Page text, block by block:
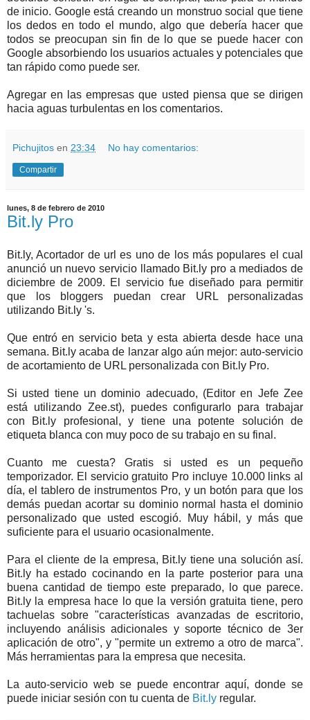
de inicio. Google está creando un monstruo social que tiene
los dedos en todo el mundo, algo que debería hacer que
todos se preocupan sin fin de lo que se puede hacer con
Google absorbiendo los usuarios actuales y potenciales que
tan rápido como puede ser.
Agregar en las empresas que usted piensa que se dirigen
hacia aguas turbulentas en los comentarios.
Pichujitos en 23:34 No hay comentarios:
Compartir
lunes, 8 de febrero de 2010
Bit.ly Pro
Bit.ly, Acortador de url es uno de los más populares el cual
anunció un nuevo servicio llamado Bit.ly pro a mediados de
diciembre de 2009. El servicio fue diseñado para permitir
que los bloggers puedan crear URL personalizadas
utilizando Bit.ly 's.
Que entró en servicio beta y esta abierta desde hace una
semana. Bit.ly acaba de lanzar algo aún mejor: auto-servicio
de acortamiento de URL personalizada con Bit.ly Pro.
Si usted tiene un dominio adecuado, (Editor en Jefe Zee
está utilizando Zee.st), puedes configurarlo para trabajar
con Bit.ly profesional, y tiene una potente solución de
etiqueta blanca con muy poco de su trabajo en su final.
Cuanto me cuesta? Gratis si usted es un pequeño
temporizador. El servicio gratuito Pro incluye 10.000 links al
día, el tablero de instrumentos Pro, y un botón para que los
demás puedan acortar su dominio normal hasta el dominio
personalizado que usted escogió. Muy hábil, y más que
suficiente para el usuario ocasionalmente.
Para el cliente de la empresa, Bit.ly tiene una solución así.
Bit.ly ha estado cocinando en la parte posterior para una
buena cantidad de tiempo este preparado, lo que parece.
Bit.ly la empresa hace lo que la versión gratuita tiene, pero
tachuelas sobre "características avanzadas de escritorio,
incluyendo análisis adicionales y soporte técnico de 3er
aplicación de otro", y "permite un extremo a otro de marca".
Más herramientas para la empresa que necesita.
La auto-servicio web se puede encontrar aquí, donde se
puede iniciar sesión con tu cuenta de Bit.ly regular.